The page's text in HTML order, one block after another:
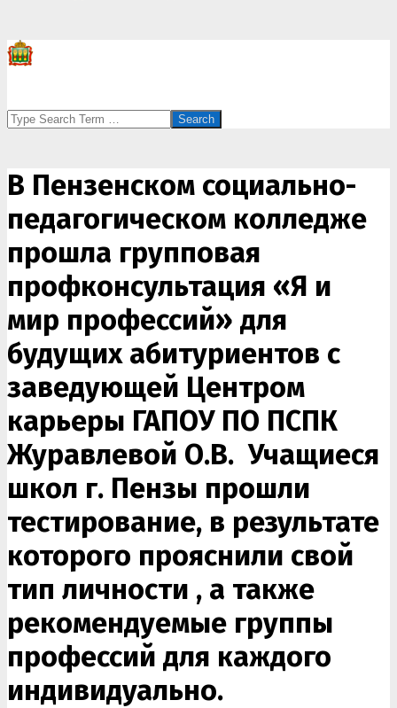
Search
В Пензенском социально-
педагогическом колледже
прошла групповая
профконсультация «Я и
мир профессий» для
будущих абитуриентов с
заведующей Центром
карьеры ГАПОУ ПО ПСПК
Журавлевой О.В. Учащиеся
школ г. Пензы прошли
тестирование, в результате
которого прояснили свой
тип личности , а также
рекомендуемые группы
профессий для каждого
индивидуально.